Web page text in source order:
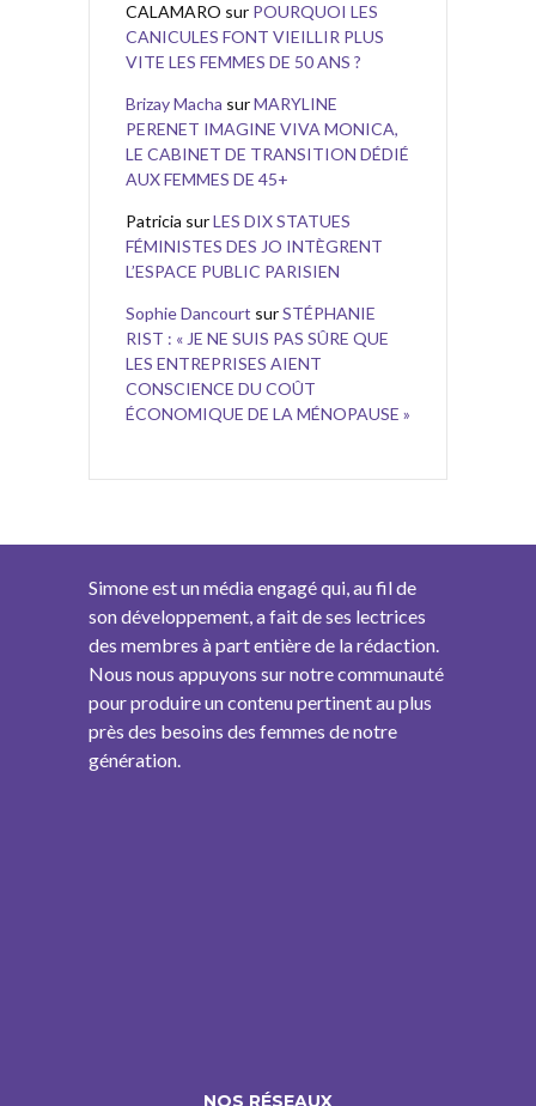
CALAMARO sur POURQUOI LES
CANICULES FONT VIEILLIR PLUS
VITE LES FEMMES DE 50 ANS ?
Brizay Macha surMARYLINE
PERENET IMAGINE VIVA MONICA,
LE CABINET DE TRANSITION DÉDIÉ
AUX FEMMES DE 45+
Patricia surLES DIX STATUES
FÉMINISTES DES JO INTÈGRENT
L’ESPACE PUBLIC PARISIEN
Sophie Dancourt surSTÉPHANIE
RIST : « JE NE SUIS PAS SÛRE QUE
LES ENTREPRISES AIENT
CONSCIENCE DU COÛT
ÉCONOMIQUE DE LA MÉNOPAUSE »
Simone est un média engagé qui, au fil de
son développement, a fait de ses lectrices
des membres à part entière de la rédaction.
Nous nous appuyons sur notre communauté
pour produire un contenu pertinent au plus
près des besoins des femmes de notre
génération.
NOS RÉSEAUX